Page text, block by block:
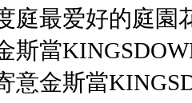
庭最爱好的庭園
斯當
意金斯當